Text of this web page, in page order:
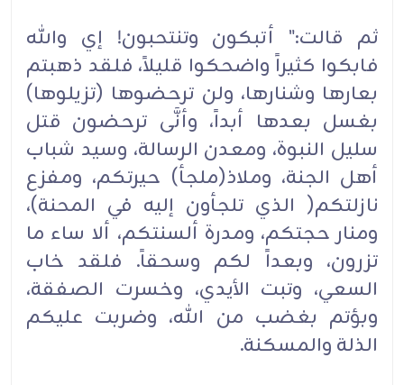
ثم قالت:" أتبكون وتنتحبون! إي والله
فابكوا كثيراً واضحكوا قليلاً، فلقد ذهبتم
بعارها وشنارها، ولن ترحضوها (تزيلوها)
بغسل بعدها أبداً، وأنَّى ترحضون قتل
سليل النبوة، ومعدن الرسالة، وسيد شباب
أهل الجنة، وملاذ(ملجأ) حيرتكم، ومفزع
نازلتكم( الذي تلجأون إليه في المحنة)،
ومنار حجتكم، ومدرة ألسنتكم، ألا ساء ما
تزرون، وبعداً لكم وسحقاً. فلقد خاب
السعي، وتبت الأيدي، وخسرت الصفقة،
وبؤتم بغضب من الله، وضربت عليكم
الذلة والمسكنة.